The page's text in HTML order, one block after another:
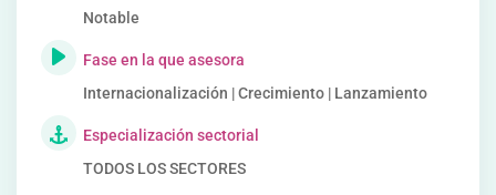
Notable
Fase en la que asesora
Internacionalización | Crecimiento | Lanzamiento
Especialización sectorial
TODOS LOS SECTORES